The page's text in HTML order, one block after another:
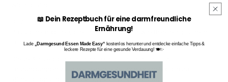
Dazu gehören Flavonoide, Polyphenole und
Phytochemikalien, die in Lebensmitteln wie Beeren, grünem
Tee, dunkler Schokolade und Kurkuma vorkommen.
Diese Antioxidantien tragen dazu bei, die Haut vor
Entzündungen zu schützen, die Kollagenproduktion zu
stimulieren und die Hautstruktur zu verbessern.
📖 Dein Rezeptbuch für eine darmfreundliche
Ernährung!
Lade„Darmgesund Essen Made Easy“ kostenlos herunter und entdecke einfache Tipps &
leckere Rezepte für eine gesunde Verdauung! 🍽️✨